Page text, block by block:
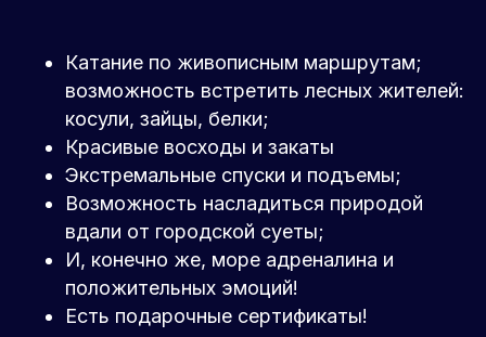
Катание по живописным маршрутам;
возможность встретить лесных жителей:
косули, зайцы, белки;
Красивые восходы и закаты
Экстремальные спуски и подъемы;
Возможность насладиться природой
вдали от городской суеты;
И, конечно же, море адреналина и
положительных эмоций!
Есть подарочные сертификаты!